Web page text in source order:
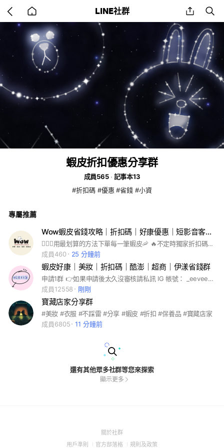
back
to
home
LINE社群 share
蝦皮折扣優惠分享群
成員565
記事本13
#折扣碼 #優惠 #省錢 #小資
專屬推薦
Wow蝦皮省錢攻略｜折扣碼｜好康優惠｜短影音客製｜免費會員禮 🧚🏻‍♂️
🧚🏻‍♂️用最划算的方法下單每一筆蝦皮🦐 🔥不定時獨家折扣碼&抽獎 🎬短影音客製（近期蝦皮主力廣發卷 🔺蝦皮優惠好康活動隨時掌握 #蝦皮 #折扣碼 #好康 #優惠 #免費禮 #蝦皮短影音 #美妝 #服飾 #媽媽 #保健 #零食#化妝品#保養品#生活用品 #試用品#體驗品 #抽獎 #蝦皮優惠 #短影音 內含合作推廣不喜勿入🫡
成員460
25 分鐘前
蝦皮好康｜美妝｜折扣碼｜酷澎｜超商｜伊漾省錢群
申請1群 👉如果申請後太久沒審核請私訊 IG 帳號： _eevee_money #省錢 #優惠 #蝦皮#折扣碼#美妝#免費商品#試用品#試用包#超商優惠#服飾#衣服#3c#手機配件#免費商品#好康#免運 #親子#母嬰 #鞋子#7-11#全家 #旅遊#機票#機票優惠#日本旅遊 #免費蝦幣#蝦幣互助 本群限《管理員》可發資訊 ｜入群後請看板規 ———————- 群組內有分潤連結 不喜勿入 如果來亂將會直接剔除
成員12558
剛剛
寶藏店家分享群
#美妝 #衣服 #不踩雷 #分享 #蝦皮 #折扣 #保養品 #寶藏店家
成員6805
11 分鐘前
還有其他眾多社群等您來探索
顯示更多
關於社群(Open
用戶準則 (Open
官方部落格 (Open
規則及政策(Open